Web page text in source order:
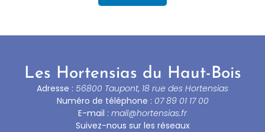
Les Hortensias du Haut-Bois
Adresse : 56800 Taupont, 18 rue des Hortensias
Numéro de téléphone : 07 89 01 17 00
E-mail : mail@hortensias.fr
Suivez-nous sur les réseaux